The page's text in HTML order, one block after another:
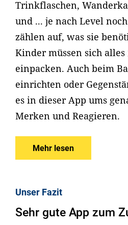
Trinkflaschen,
und ... je nach Level
zählen auf, was sie
Kinder müssen sich
einpacken. Auch beim
einrichten oder
es in dieser App ums
Merken und Reagieren.
Mehr lesen
Unser Fazit
Sehr gute App zum